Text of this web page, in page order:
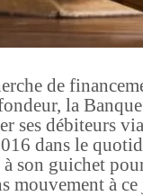
de
la
ses débiteurs
dans le
à son guichet
mouvement à